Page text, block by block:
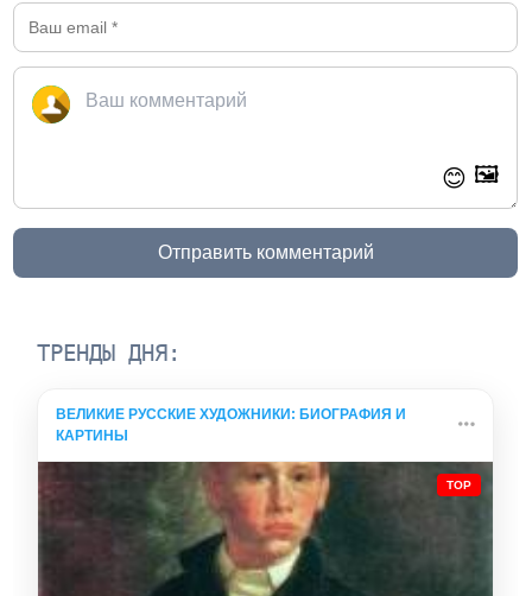
😊 🖼️
Отправить комментарий
ТРЕНДЫ ДНЯ:
ВЕЛИКИЕ РУССКИЕ ХУДОЖНИКИ: БИОГРАФИЯ И
КАРТИНЫ
TOP